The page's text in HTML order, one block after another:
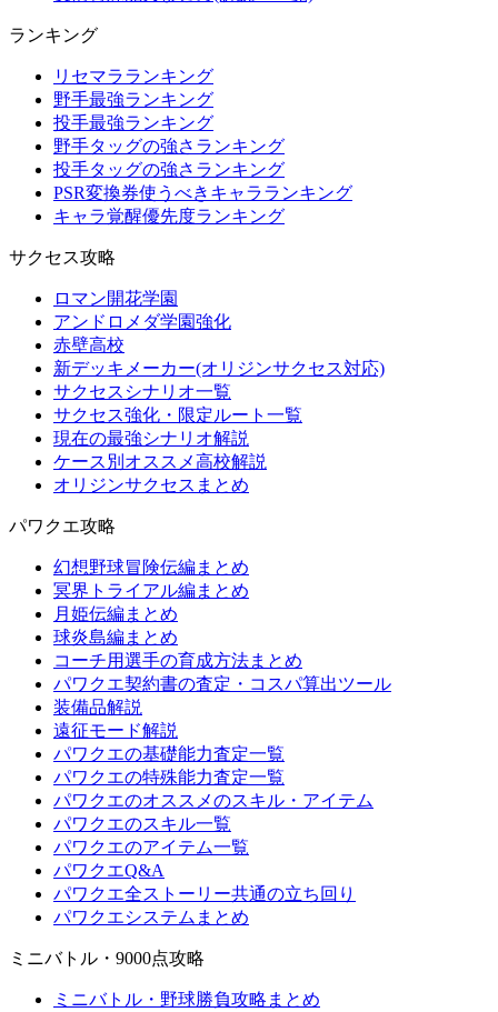
ランキング
リセマラランキング
野手最強ランキング
投手最強ランキング
野手タッグの強さランキング
投手タッグの強さランキング
PSR変換券使うべきキャラランキング
キャラ覚醒優先度ランキング
サクセス攻略
ロマン開花学園
アンドロメダ学園強化
赤壁高校
新デッキメーカー(オリジンサクセス対応)
サクセスシナリオ一覧
サクセス強化・限定ルート一覧
現在の最強シナリオ解説
ケース別オススメ高校解説
オリジンサクセスまとめ
パワクエ攻略
幻想野球冒険伝編まとめ
冥界トライアル編まとめ
月姫伝編まとめ
球炎島編まとめ
コーチ用選手の育成方法まとめ
パワクエ契約書の査定・コスパ算出ツール
装備品解説
遠征モード解説
パワクエの基礎能力査定一覧
パワクエの特殊能力査定一覧
パワクエのオススメのスキル・アイテム
パワクエのスキル一覧
パワクエのアイテム一覧
パワクエQ&A
パワクエ全ストーリー共通の立ち回り
パワクエシステムまとめ
ミニバトル・9000点攻略
ミニバトル・野球勝負攻略まとめ